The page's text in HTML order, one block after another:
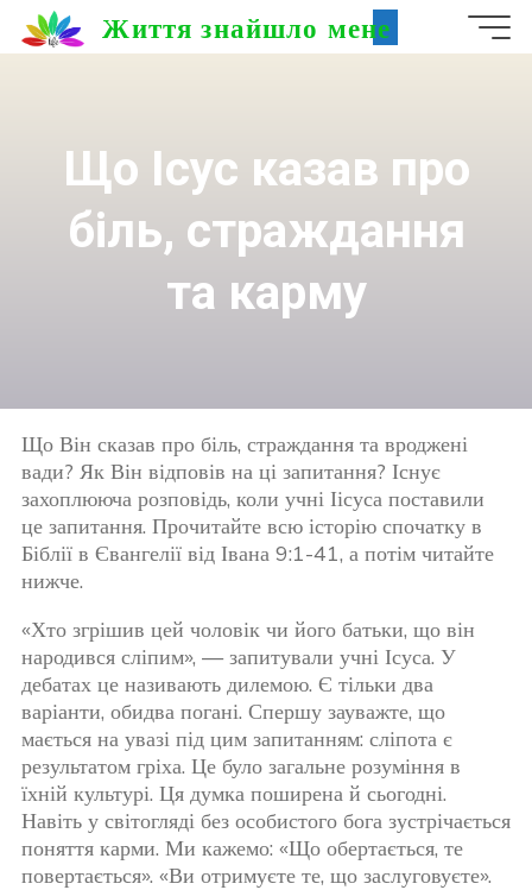
Skip
Життя знайшло мене
Що Ісус казав про
біль, страждання
та карму
Що Він сказав про біль, страждання та вроджені
вади? Як Він відповів на ці запитання? Існує
захоплююча розповідь, коли учні Іісуса поставили
це запитання. Прочитайте всю історію спочатку в
Біблії в Євангелії від Івана 9:1-41, а потім читайте
нижче.
«Хто згрішив цей чоловік чи його батьки, що він
народився сліпим», — запитували учні Ісуса. У
дебатах це називають дилемою. Є тільки два
варіанти, обидва погані. Спершу зауважте, що
мається на увазі під цим запитанням: сліпота є
результатом гріха. Це було загальне розуміння в
їхній культурі. Ця думка поширена й сьогодні.
Навіть у світогляді без особистого бога зустрічається
поняття карми. Ми кажемо: «Що обертається, те
повертається». «Ви отримуєте те, що заслуговуєте».